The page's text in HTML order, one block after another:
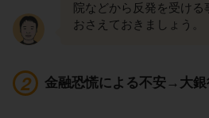
院などから反発を受け
おさえておきましょう。
金融恐慌による不安→大銀